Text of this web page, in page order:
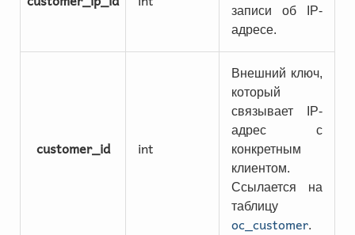
записи об IP-
адресе.
customer_id int
Внешний ключ,
который
связывает IP-
адрес с
конкретным
клиентом.
Ссылается на
таблицу
oc_customer.